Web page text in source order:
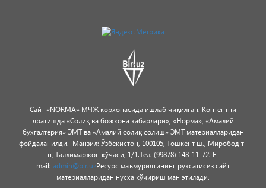
Сайт «NORMA» МЧЖ корхонасида ишлаб чиқилган. Контентни
яратишда «Солиқ ва божхона хабарлари», «Норма», «Амалий
бухгалтерия» ЭМТ ва «Амалий солиқ солиш» ЭМТ материалларидан
фойдаланилди. Манзил: Ўзбекистон, 100105, Тошкент ш., Миробод т-
н, Таллимаржон кўчаси, 1/1.Тел. (99878) 148-11-72. E-
mail: admin@bir.uzРесурс маъмуриятининг рухсатисиз сайт
материалларидан нусха кўчириш ман этилади.